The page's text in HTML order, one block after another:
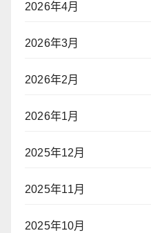
2026年4月
2026年3月
2026年2月
2026年1月
2025年12月
2025年11月
2025年10月